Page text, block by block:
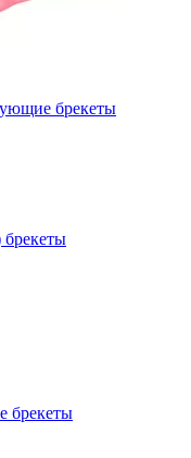
брекеты
брекеты